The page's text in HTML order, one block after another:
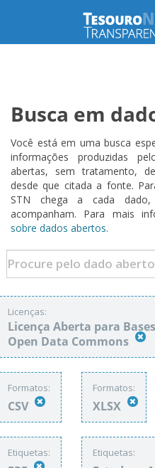
Busca em
Você está em uma busca
informações produzidas
abertas, sem tratamento,
desde que citada a fonte.
STN chega a cada
acompanham. Para mais
sobre dados abertos.
Licenças:
Licença Aberta para
Open Data Commons
Formatos:
CSV
Formatos:
XLSX
Etiquetas: Etiquetas: